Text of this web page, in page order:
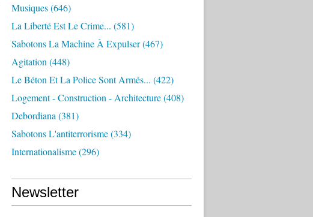
Musiques(646)
La Liberté Est Le Crime... (581)
Sabotons La Machine À Expulser(467)
Agitation (448)
Le Béton Et La Police Sont Armés... (422)
Logement - Construction - Architecture(408)
Debordiana (381)
Sabotons L'antiterrorisme(334)
Internationalisme(296)
Newsletter